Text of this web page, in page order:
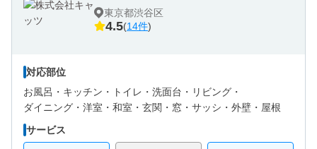
東京都渋谷区
4.5(14件)
対応部位
お風呂・ キッチン・ トイレ・ 洗面台・ リビング・
ダイニング・ 洋室・ 和室・ 玄関・ 窓・サッシ・ 外壁・ 屋根
サービス